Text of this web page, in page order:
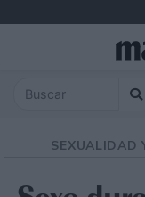
SEXUALIDAD